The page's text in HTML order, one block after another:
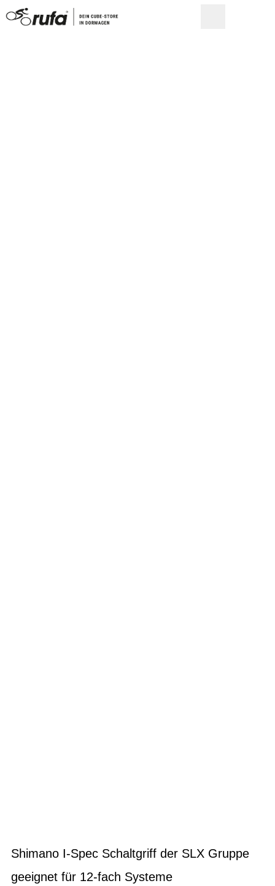
Shimano I-Spec Schaltgriff der SLX Gruppe
geeignet für 12-fach Systeme